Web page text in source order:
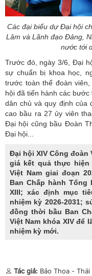
Các đại biểu dự Đại hội
Lâm và Lãnh đạo Đảng,
nước tới
Trước đó, ngày 3/6, Đại
sự chuẩn bị khoa học,
trước toàn thể đoàn
hội đã tiến hành các
dân chủ và quy định của
cao bầu ra 27 ủy viên
Đại hội cũng bầu Đoàn
Đại hội...
Đại hội XIV Công đoàn
giá kết quả thực hiện
Việt Nam giai đoạn
Ban Chấp hành Tổng
XIII; xác định mục
nhiệm kỳ 2026-2031;
đồng thời bầu Ban
Việt Nam khóa XIV để
nhiệm kỳ mới.
Tác giả: Bảo Thoa - Thái